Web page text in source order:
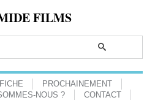
FILMS
PROCHAINEMENT
NOUS ? CONTACT